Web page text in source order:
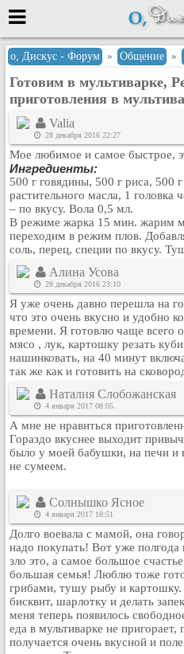
Меню
или войти через
Вход с 7ooo.ru
Регистрация
Забыли пароль?
Данные авторизации одинаковые с
сайтом 7ooo.ru
Форумы
Поиск
Новые сообщения
Беседы
Игры
Кулинария
Физкультура и спорт
Видео и Кино
Авто. Мото.
Космос
Домашние питомцы
Медицина
Компьютер
Ещё
Пользователи / Поиск
Группы
Норм
Музыкальный архив
Видео архив
о, Дискус - Форум » Общение »
Готовим в мультиварке,
приготовления в
Valia
28 декабря 2016 22:27
Мое любимое и самое быстрое,
Ингредиенты:
500 г говядины, 500 г риса, 500
растительного масла, 1 головка
– по вкусу. Вола 0,5 мл.
В режиме жарка 15 мин. жарим
переходим в режим плов.
соль, перец, специи по вкусу.
Алина Усова
28 декабря 2016 23:10
Я уже очень давно перешла на
что это очень вкусно и удобно
времени. Я готовлю чаще всего
мясо , лук, картошку резать
нашинковать, на 40 минут
так же как и готовить на
Наталия Слобожанская
4 января 2017 08:05
А мне не нравиться
Гораздо вкуснее выходит
было у моей бабушки, на печи и
не сумеем.
Солнышко Ясное
4 января 2017 18:51
Долго воевала с мамой, она
надо покупать! Вот уже
зло это, а самое большое
большая семья! Люблю тоже
грибами, тушу рыбу и
бисквит, шарлотку и делать
меня теперь появилось
еда в мультиварке не пригорает,
получается очень вкусной и